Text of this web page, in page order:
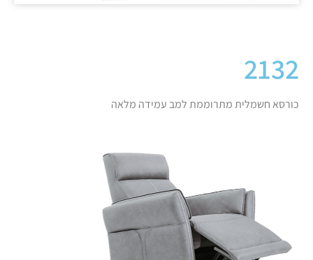
2132
כורסא חשמלית מתרוממת למב עמידה מלאה